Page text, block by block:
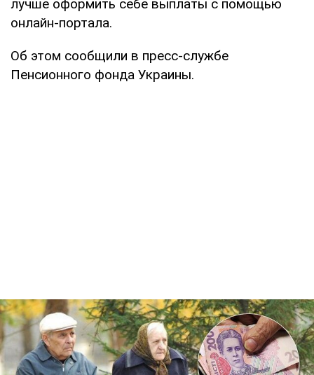
лучше оформить себе выплаты с помощью
онлайн-портала.
Об этом сообщили в пресс-службе
Пенсионного фонда Украины.